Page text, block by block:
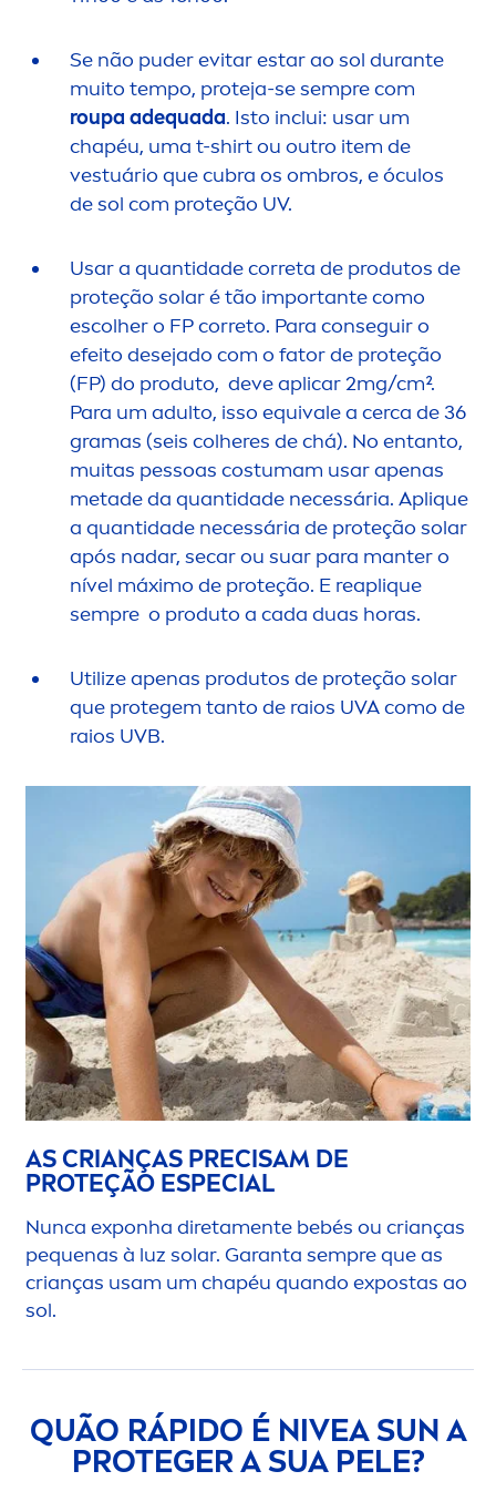
Se não puder evitar estar ao sol durante
muito tempo, proteja-se sempre com
roupa adequada. Isto inclui: usar um
chapéu, uma t-shirt ou outro item de
vestuário que cubra os ombros, e óculos
de sol com proteção UV.
Usar a quantidade correta de produtos de
proteção solar é tão importante como
escolher o FP correto. Para conseguir o
efeito desejado com o fator de proteção
(FP) do produto, deve aplicar 2mg/cm².
Para um adulto, isso equivale a cerca de 36
gramas (seis colheres de chá). No entanto,
muitas pessoas costumam usar apenas
metade da quantidade necessária. Aplique
a quantidade necessária de proteção solar
após nadar, secar ou suar para manter o
nível máximo de proteção. E reaplique
sempre o produto a cada duas horas.
Utilize apenas produtos de proteção solar
que protegem tanto de raios UVA como de
raios UVB.
AS CRIANÇAS PRECISAM DE
PROTEÇÃO ESPECIAL
Nunca exponha diretamente bebés ou crianças
pequenas à luz solar. Garanta sempre que as
crianças usam um chapéu quando expostas ao
sol.
QUÃO RÁPIDO É NIVEA SUN A
PROTEGER A SUA PELE?